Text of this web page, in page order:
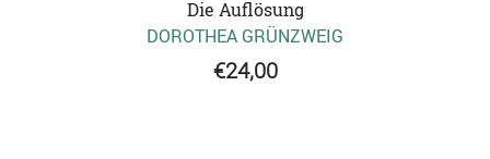
Die Auflösung
DOROTHEA GRÜNZWEIG
€24,00